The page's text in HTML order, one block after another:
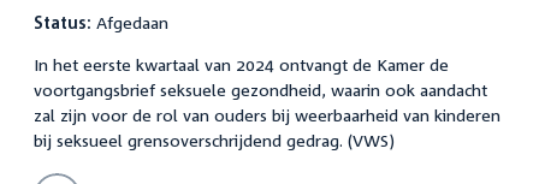
Status: Afgedaan
In het eerste kwartaal van 2024 ontvangt de Kamer de
voortgangsbrief seksuele gezondheid, waarin ook aandacht
zal zijn voor de rol van ouders bij weerbaarheid van kinderen
bij seksueel grensoverschrijdend gedrag. (VWS)